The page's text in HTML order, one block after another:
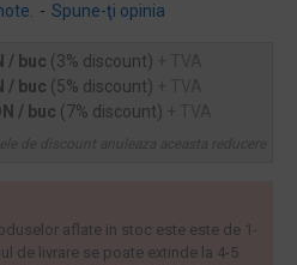
- Spune-ţi opinia
/ buc (3% discount)
/ buc (5% discount)
/ buc (7% discount)
aflate in stoc este este de 1-
de livrare se poate extinde la 4-5